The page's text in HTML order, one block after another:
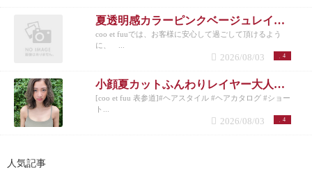
夏透明感カラーピンクベージュレイヤーカット
coo et fuuでは、お客様に安心して過ごして頂けるよう
に、 ...
4
2026/08/03
小顔夏カットふんわりレイヤー大人可愛い透明感カラー
[coo et fuu 表参道]#ヘアスタイル #ヘアカタログ #ショー
ト...
4
2026/08/03
人気記事